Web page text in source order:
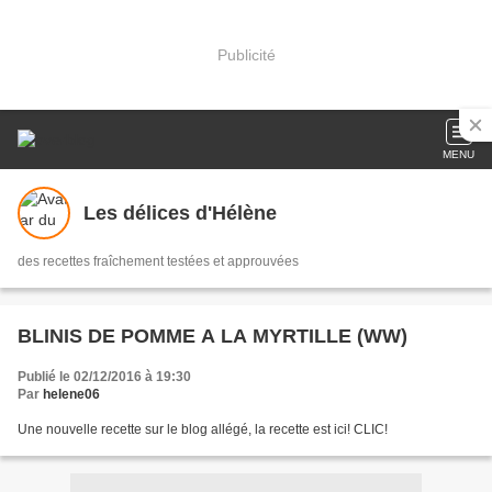
Publicité
MENU
Les délices d'Hélène
des recettes fraîchement testées et approuvées
BLINIS DE POMME A LA MYRTILLE (WW)
Publié le 02/12/2016 à 19:30
Par helene06
Une nouvelle recette sur le blog allégé, la recette est ici! CLIC!